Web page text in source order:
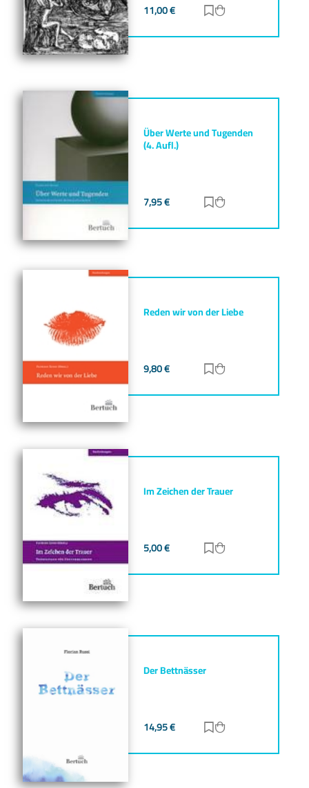
11,00€ Zur Merkliste
Über Werte und Tugenden
(4. Aufl.)
7,95€ Zur Merkliste
Reden wir von der Liebe
9,80€ Zur Merkliste
Im Zeichen der Trauer
5,00€ Zur Merkliste
Der Bettnässer
14,95€ Zur Merkliste